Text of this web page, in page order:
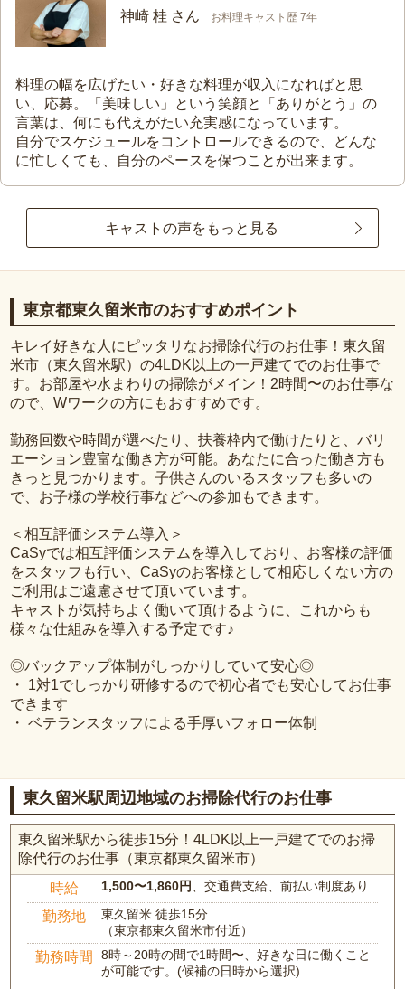
神崎 桂 さん お料理キャスト歴 7年
料理の幅を広げたい・好きな料理が収入になればと思
い、応募。「美味しい」という笑顔と「ありがとう」の
言葉は、何にも代えがたい充実感になっています。
自分でスケジュールをコントロールできるので、どんな
に忙しくても、自分のペースを保つことが出来ます。
キャストの声をもっと見る
東京都東久留米市のおすすめポイント
キレイ好きな人にピッタリなお掃除代行のお仕事！東久留
米市（東久留米駅）の4LDK以上の一戸建てでのお仕事で
す。お部屋や水まわりの掃除がメイン！2時間〜のお仕事な
ので、Wワークの方にもおすすめです。
勤務回数や時間が選べたり、扶養枠内で働けたりと、バリ
エーション豊富な働き方が可能。あなたに合った働き方も
きっと見つかります。子供さんのいるスタッフも多いの
で、お子様の学校行事などへの参加もできます。
＜相互評価システム導入＞
CaSyでは相互評価システムを導入しており、お客様の評価
をスタッフも行い、CaSyのお客様として相応しくない方の
ご利用はご遠慮させて頂いています。
キャストが気持ちよく働いて頂けるように、これからも
様々な仕組みを導入する予定です♪
◎バックアップ体制がしっかりしていて安心◎
・ 1対1でしっかり研修するので初心者でも安心してお仕事
できます
・ ベテランスタッフによる手厚いフォロー体制
東久留米駅周辺地域のお掃除代行のお仕事
東久留米駅から徒歩15分！4LDK以上一戸建てでのお掃
除代行のお仕事（東京都東久留米市）
時給 1,500〜1,860円、交通費支給、前払い制度あり
勤務地
東久留米 徒歩15分
（東京都東久留米市付近）
勤務時間
8時～20時の間で1時間〜、好きな日に働くこと
が可能です。(候補の日時から選択)